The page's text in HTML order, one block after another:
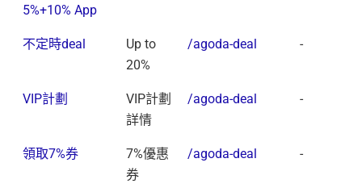
5%+10% App
不定時deal
Up to
20%
/agoda-deal -
VIP計劃
VIP計劃
詳情
/agoda-deal -
領取7%券
7%優惠
券
/agoda-deal -